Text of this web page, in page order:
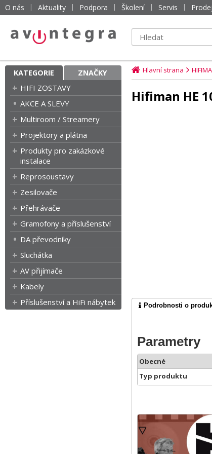
O nás Aktuality Podpora Školení Servis
KATEGORIE ZNAČKY
HIFI ZOSTAVY
AKCE A SLEVY
Multiroom / Streamery
Projektory a plátna
Produkty pro zakázkové
instalace
Reprosoustavy
Zesilovače
Přehrávače
Gramofony a příslušenství
DA převodníky
Sluchátka
AV přijímače
Kabely
Příslušenství a HiFi nábytek
Hlavní strana
Hifiman HE
Podrobnosti o
Parametry
Obecné
Typ produktu